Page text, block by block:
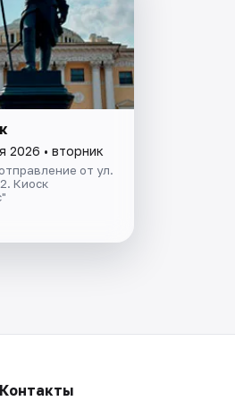
2026 • вторник
от ул.
Киоск
Контакты